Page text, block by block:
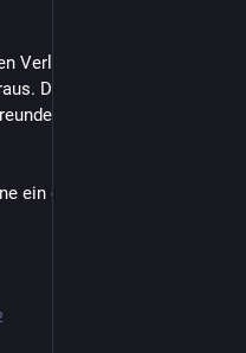
Verlauf der Geschichte
Dabei zählen
und ein bisschen
ein gutes Ende.